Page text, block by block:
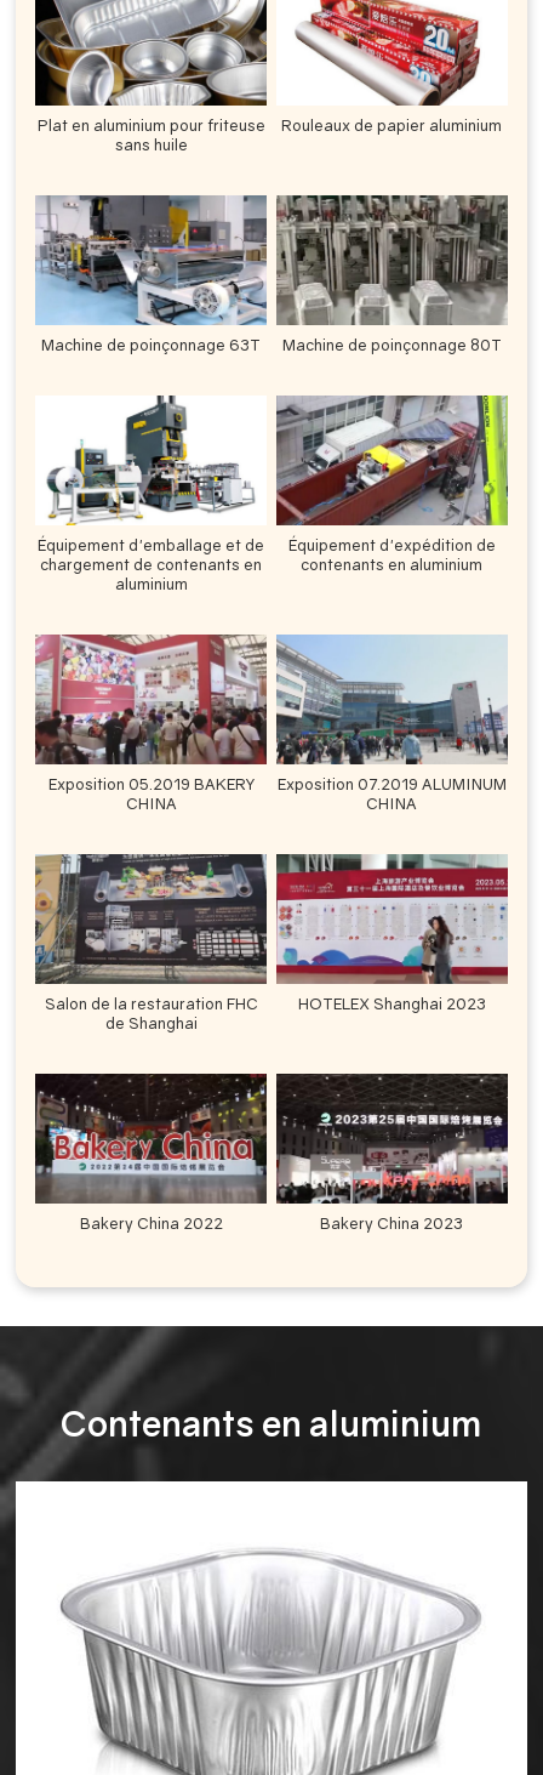
Plat en aluminium pour friteuse
sans huile
Rouleaux de papier aluminium
Machine de poinçonnage 63T Machine de poinçonnage 80T
Équipement d'emballage et de
chargement de contenants en
aluminium
Équipement d'expédition de
contenants en aluminium
Exposition 05.2019 BAKERY
CHINA
Exposition 07.2019 ALUMINUM
CHINA
Salon de la restauration FHC
de Shanghai
HOTELEX Shanghai 2023
Bakery China 2022 Bakery China 2023
Contenants en aluminium